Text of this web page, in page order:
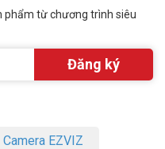
phẩm từ chương trình siêu
Camera EZVIZ